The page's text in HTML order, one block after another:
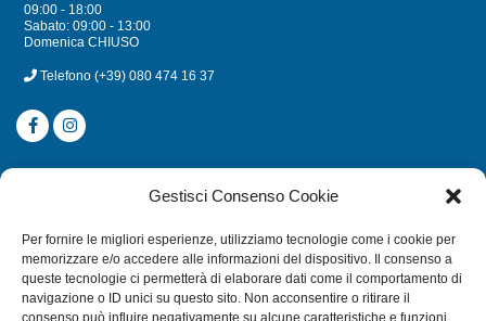
Gestisci Consenso Cookie
Per fornire le migliori esperienze, utilizziamo tecnologie come i cookie per
memorizzare e/o accedere alle informazioni del dispositivo. Il consenso a
queste tecnologie ci permetterà di elaborare dati come il comportamento di
navigazione o ID unici su questo sito. Non acconsentire o ritirare il
consenso può influire negativamente su alcune caratteristiche e funzioni.
09:00 - 18:00
Sabato: 09:00 - 13:00
Domenica CHIUSO
Telefono (+39) 080 474 16 37
CATEGORIE
MULINELLI
CANNE
ACCESSORI NAUTICI